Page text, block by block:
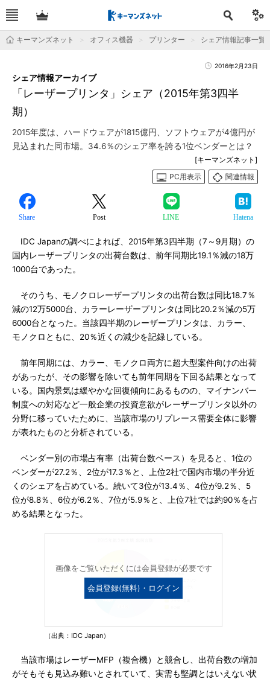
キーマンズネット オフィス機器 プリンター シェア情報記事一覧
2016年2月23日
「レーザープリンタ」シェア（2015年第3四半
期）
シェア情報アーカイブ
2015年度は、ハードウェアが1815億円、ソフトウェアが4億円が
見込まれた同市場。34.6％のシェア率を誇る1位ベンダーとは？
[キーマンズネット]
PC用表示
関連情報
Share Post LINE Hatena
IDC Japanの調べによれば、2015年第3四半期（7～9月期）の
国内レーザープリンタの出荷台数は、前年同期比19.1％減の18万
1000台であった。
そのうち、モノクロレーザープリンタの出荷台数は同比18.7％
減の12万5000台、カラーレーザープリンタは同比20.2％減の5万
6000台となった。当該四半期のレーザープリンタは、カラー、
モノクロともに、20％近くの減少を記録している。
前年同期には、カラー、モノクロ両方に超大型案件向けの出荷
があったが、その影響を除いても前年同期を下回る結果となって
いる。国内景気は緩やかな回復傾向にあるものの、マイナンバー
制度への対応など一般企業の投資意欲がレーザープリンタ以外の
分野に移っていたために、当該市場のリプレース需要全体に影響
が表れたものと分析されている。
ベンダー別の市場占有率（出荷台数ベース）を見ると、1位の
ベンダーが27.2％、2位が17.3％と、上位2社で国内市場の半分近
くのシェアを占めている。続いて3位が13.4％、4位が9.2％、5
位が8.8％、6位が6.2％、7位が5.9％と、上位7社では約90％を占
める結果となった。
画像をご覧いただくには会員登録が必要です
会員登録(無料)・ログイン
（出典：IDC Japan）
当該市場はレーザーMFP（複合機）と競合し、出荷台数の増加
がそもそも見込み難いとされていて、実需も堅調とはいえない状